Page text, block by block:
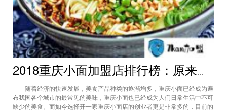
2018重庆小面加盟店排行榜：原来值得投资的“网红重庆小面”品牌都在这!
随着经济的快速发展，美食产品种类的逐渐增多，重庆小面已经成为遍
布我国各个城市的最常见的美味，重庆小面也已经成为人们日常生活中不可
缺少的美食。而如今选择开一家重庆小面店的创业者更是非常多的，目前的